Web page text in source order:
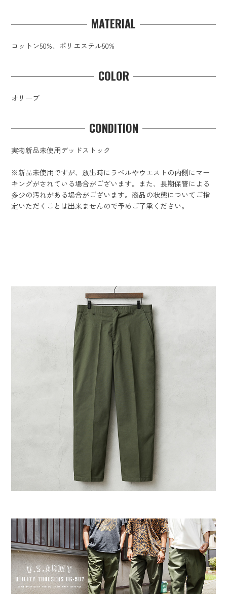
MATERIAL
コットン50%、ポリエステル50%
COLOR
オリーブ
CONDITION
実物新品未使用デッドストック
※新品未使用ですが、放出時にラベルやウエストの内側にマー
キングがされている場合がございます。また、長期保管による
多少の汚れがある場合がございます。商品の状態についてご指
定いただくことは出来ませんので予めご了承ください。